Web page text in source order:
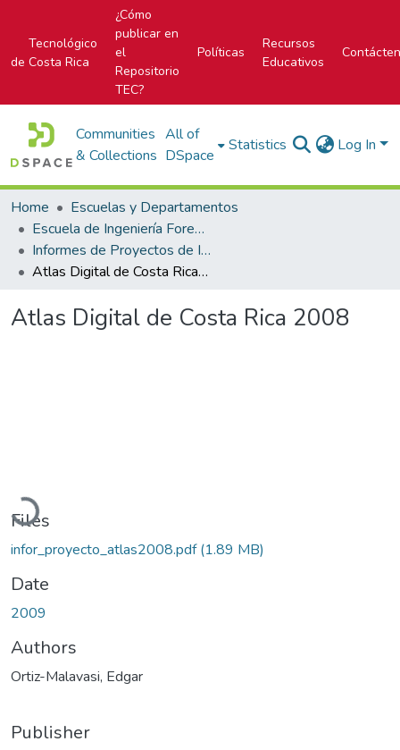
Tecnológico
de Costa Rica
¿Cómo
publicar en
el
Repositorio
TEC?
Políticas
Recursos
Educativos
Communities
& Collections
All of
DSpace
Statistics Log In
Home
Escuelas y Departamentos
Escuela de Ingeniería Forestal
Informes de Proyectos de Investigación
Atlas Digital de Costa Rica 2008
Atlas Digital de Costa Rica 2008
Loading...
Files
infor_proyecto_atlas2008.pdf(1.89 MB)
Date
2009
Authors
Ortiz-Malavasi, Edgar
Publisher